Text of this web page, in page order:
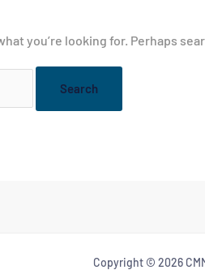
you’re looking for. Perhaps
Copyright © 2026